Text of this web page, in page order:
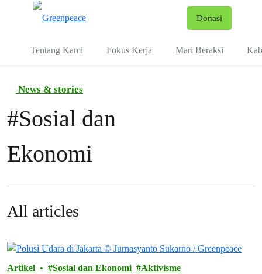
Donasi
Tentang Kami Fokus Kerja Mari Beraksi
News & stories
#Sosial dan
Ekonomi
All articles
Artikel Sosial dan Ekonomi Aktivisme